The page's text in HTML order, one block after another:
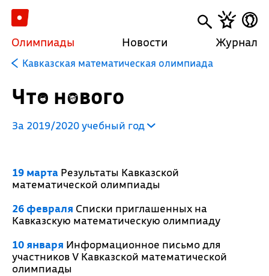
Олимпиады Новости Журнал
Кавказская математическая олимпиада
Что нового
За 2019/2020 учебный год
19 мартаРезультаты Кавказской
математической олимпиады
26 февраля Списки приглашенных на
Кавказскую математическую олимпиаду
10 января Информационное письмо для
участников V Кавказской математической
олимпиады